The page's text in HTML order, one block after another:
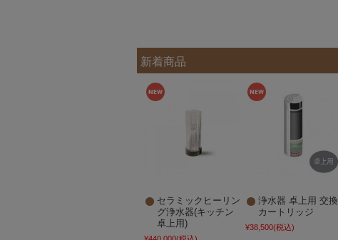
新着商品
セラミックヒーリン
グ浄水器(キッチン
卓上用)
¥440,000(税込)
浄水器 卓上用 交換
カートリッジ
¥38,500(税込)